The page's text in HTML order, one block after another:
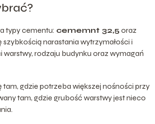
typy cementu: cememnt 32,5 oraz
narastania wytrzymałości i
rodzaju budynku oraz wymagań
tam, gdzie potrzeba większej nośności przy
tam, gdzie grubość warstwy jest nieco